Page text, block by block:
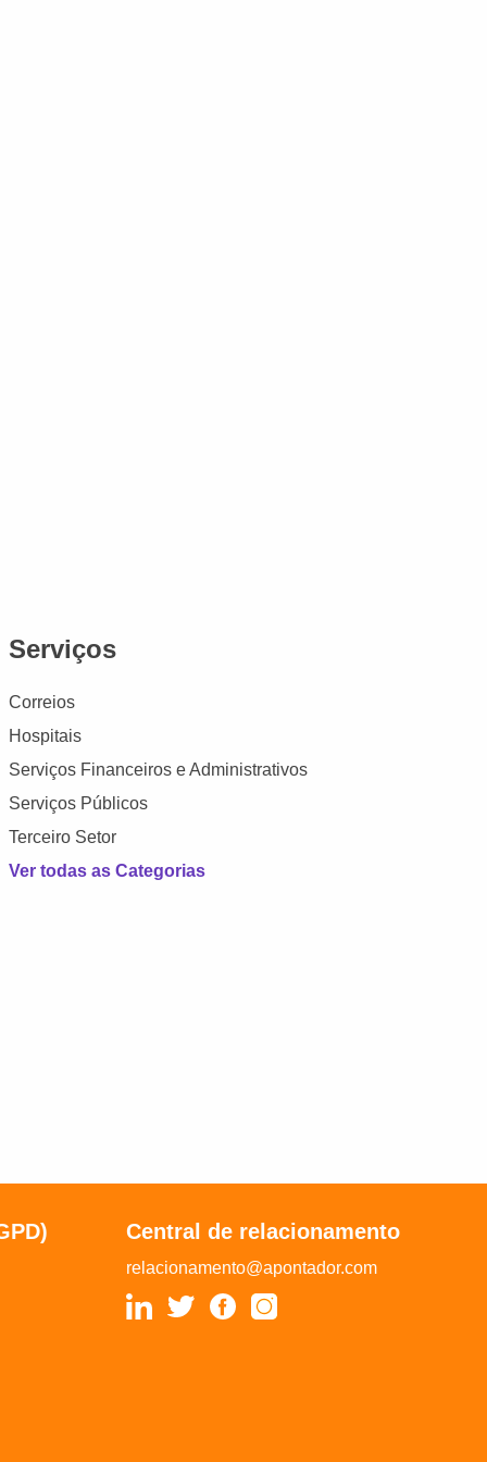
Serviços
Correios
Hospitais
Serviços Financeiros e Administrativos
Serviços Públicos
Terceiro Setor
Ver todas as Categorias
Central de relacionamento
relacionamento@apontador.com